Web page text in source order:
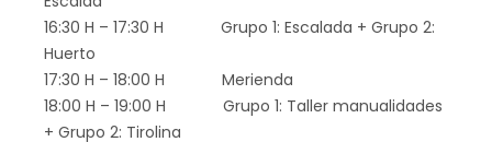
16:30 H – 17:30 H Grupo 1: Escalada + Grupo 2:
Huerto
17:30 H – 18:00 H Merienda
18:00 H – 19:00 H Grupo 1: Taller manualidades
+ Grupo 2: Tirolina